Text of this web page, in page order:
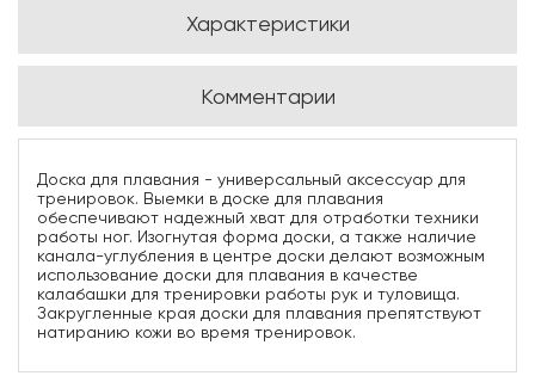
Характеристики
Комментарии
Доска для плавания - универсальный аксессуар для
тренировок. Выемки в доске для плавания
обеспечивают надежный хват для отработки техники
работы ног. Изогнутая форма доски, а также наличие
канала-углубления в центре доски делают возможным
использование доски для плавания в качестве
калабашки для тренировки работы рук и туловища.
Закругленные края доски для плавания препятствуют
натиранию кожи во время тренировок.